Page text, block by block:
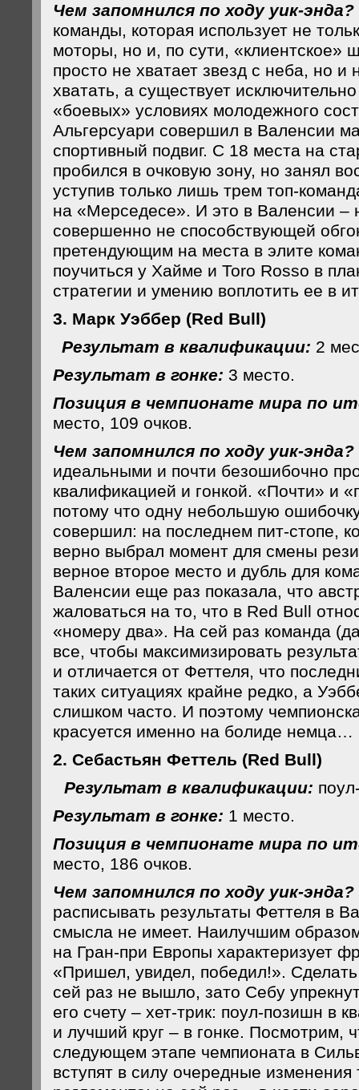
Чем запомнился по ходу уик-энда?
команды, которая использует не
моторы, но и, по сути, «клиентское»
просто не хватает звезд с неба, но и
хватать, а существует
«боевых» условиях молодежного
Альгерсуари совершил в Валенсии
спортивный подвиг. С 18 места на
пробился в очковую зону, но занял
уступив только лишь трем топ-
на «Мерседесе». И это в Валенсии –
совершенно не способствующей
претендующим на места в элите
поучиться у Хайме и Toro Rosso в
стратегии и умению воплотить ее в
3. Марк Уэббер (Red Bull)
Результат в квалификации: 2
Результат в гонке: 3 место.
Позиция в чемпионате мира по
место, 109 очков.
Чем запомнился по ходу уик-энда?
идеальными и почти безошибочно
квалификацией и гонкой. «Почти» и
потому что одну небольшую
совершил: на последнем пит-стопе,
верно выбрал момент для смены
верное второе место и дубль для
Валенсии еще раз показала, что
жаловаться на то, что в Red Bull
«номеру два». На сей раз команда
все, чтобы максимизировать
и отличается от Феттеля, что
таких ситуациях крайне редко, а
слишком часто. И поэтому
красуется именно на болиде немца…
2. Себастьян Феттель (Red Bull)
Результат в квалификации:
Результат в гонке: 1 место.
Позиция в чемпионате мира по
место, 186 очков.
Чем запомнился по ходу уик-энда?
расписывать результаты Феттеля в
смысла не имеет. Наилучшим
на Гран-при Европы характеризует
«Пришел, увидел, победил!».
сей раз не вышло, зато Себу
его счету – хет-трик: поул-позишн в
и лучший круг – в гонке. Посмотрим,
следующем этапе чемпионата в
вступят в силу очередные изменения